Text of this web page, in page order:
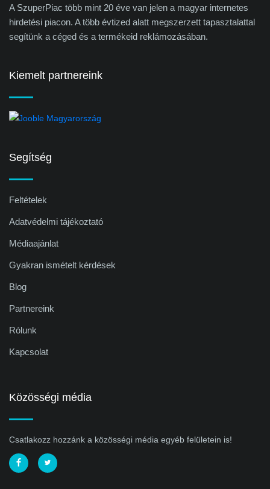
A SzuperPiac több mint 20 éve van jelen a magyar internetes
hirdetési piacon. A több évtized alatt megszerzett tapasztalattal
segítünk a céged és a termékeid reklámozásában.
Kiemelt partnereink
Segítség
Feltételek
Adatvédelmi tájékoztató
Médiaajánlat
Gyakran ismételt kérdések
Blog
Partnereink
Rólunk
Kapcsolat
Közösségi média
Csatlakozz hozzánk a közösségi média egyéb felületein is!